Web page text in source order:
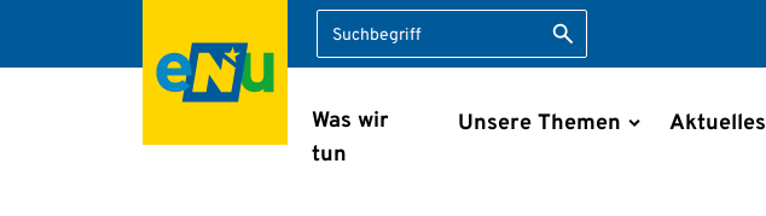
Suche Suche starten
Navigation überspringen
Was wir
tun
Unsere Themen Aktuelles